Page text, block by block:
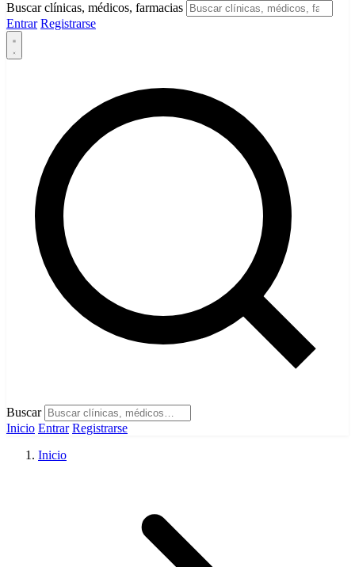
Buscar clínicas, médicos, farmacias
Entrar Registrarse
Buscar
Inicio Entrar Registrarse
Inicio